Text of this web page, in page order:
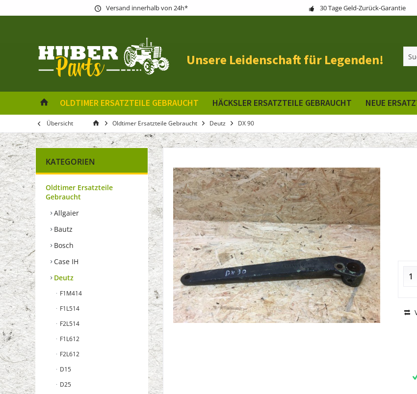
Versand innerhalb von 24h* 30 Tage Geld-Zurück-Garantie
Unsere Leidenschaft für Legenden!
OLDTIMER ERSATZTEILE GEBRAUCHT HÄCKSLER ERSATZTEILE GEBRAUCHT NEUE
Übersicht Oldtimer Ersatzteile Gebraucht Deutz DX 90
KATEGORIEN
Oldtimer Ersatzteile
Gebraucht
Allgaier
Bautz
Bosch
Case IH
Deutz
F1M414
F1L514
F2L514
F1L612
F2L612
D15
D25